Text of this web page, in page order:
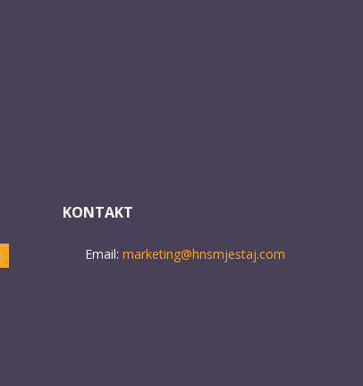
KONTAKT
Email: marketing@hnsmjestaj.com